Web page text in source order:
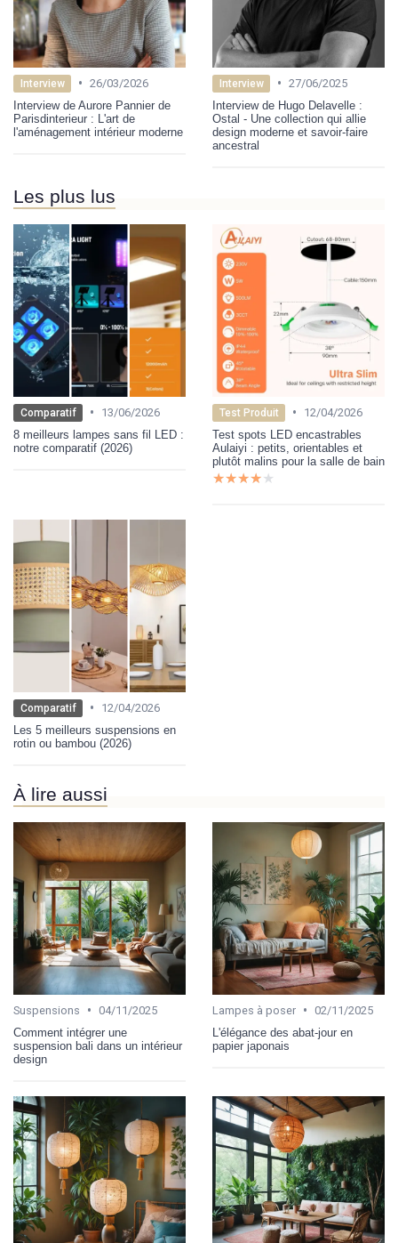
Interview • 26/03/2026
Interview de Aurore Pannier de
Parisdinterieur : L'art de
l'aménagement intérieur moderne
Interview • 27/06/2025
Interview de Hugo Delavelle :
Ostal - Une collection qui allie
design moderne et savoir-faire
ancestral
Les plus lus
Comparatif •
13/06/2026
8 meilleurs lampes sans fil LED :
notre comparatif (2026)
Test Produit •
12/04/2026
Test spots LED encastrables
Aulaiyi : petits, orientables et
plutôt malins pour la salle de bain
★★★★★
★★★★★
Comparatif •
12/04/2026
Les 5 meilleurs suspensions en
rotin ou bambou (2026)
À lire aussi
Suspensions • 04/11/2025
Comment intégrer une
suspension bali dans un intérieur
design
Lampes à poser • 02/11/2025
L'élégance des abat-jour en
papier japonais